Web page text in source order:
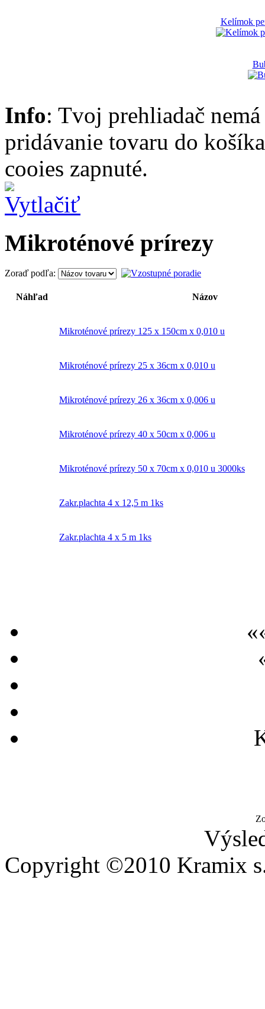
Kelímok
Info: Tvoj prehliadač
pridávanie tovaru do
cooies zapnuté.
Mikroténové prírezy
Zoraď podľa:
Náhľad Názov
Mikroténové prírezy 125 x 150cm x 0,010 u
Mikroténové prírezy 25 x 36cm x 0,010 u
Mikroténové prírezy 26 x 36cm x 0,006 u
Mikroténové prírezy 40 x 50cm x 0,006 u
Mikroténové prírezy 50 x 70cm x 0,010 u 3000ks
Zakr.plachta 4 x 12,5 m 1ks
Zakr.plachta 4 x 5 m 1ks
Copyright ©2010 Kramix